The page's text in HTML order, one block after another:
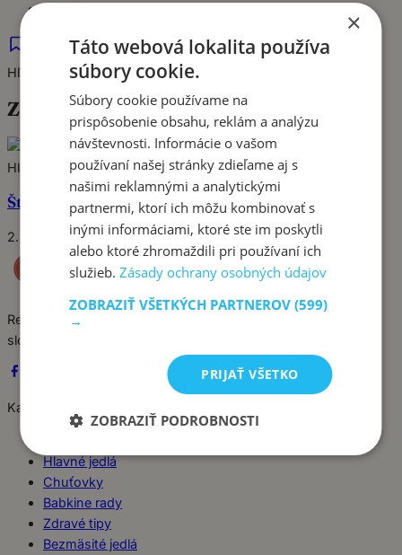
Nátierky
Hľadať
Značka:bravčové na plechu
Hlavné jedlá
Šťavnaté zapečené bravčové rezne so syrom
2. apríla 2025
Recepty píše babka Stanka. Jednoduché, poctivé jedlá zo
slovenskej kuchyne, ktoré sa vždy podaria.
Kategórie
Hlavné jedlá
Chuťovky
Babkine rady
Zdravé tipy
Bezmäsité jedlá
×
Táto webová lokalita používa
súbory cookie.
Súbory cookie používame na
prispôsobenie obsahu, reklám a analýzu
návštevnosti. Informácie o vašom
používaní našej stránky zdieľame aj s
našimi reklamnými a analytickými
partnermi, ktorí ich môžu kombinovať s
inými informáciami, ktoré ste im poskytli
alebo ktoré zhromaždili pri používaní ich
služieb.Zásady ochrany osobných údajov
ZOBRAZIŤ VŠETKÝCH PARTNEROV(599)
→
PRIJAŤ VŠETKO
ZOBRAZIŤ PODROBNOSTI